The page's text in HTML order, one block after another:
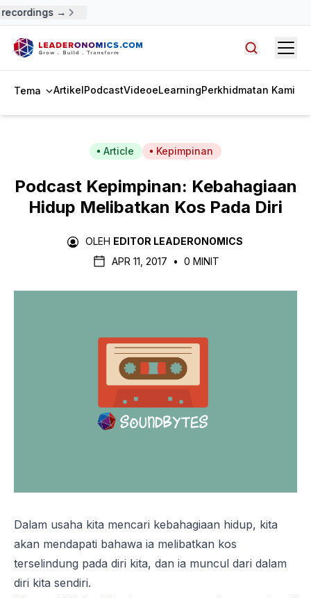
→
Tema ArtikelPodcastVideoeLearningPerkhidmatan Kami
Article Kepimpinan
Podcast Kepimpinan: Kebahagiaan
Hidup Melibatkan Kos Pada Diri
OLEH EDITOR LEADERONOMICS
APR 11, 2017
• 0 MINIT
Dalam usaha kita mencari kebahagiaan hidup, kita
akan mendapati bahawa ia melibatkan kos
terselindung pada diri kita, dan ia muncul dari dalam
diri kita sendiri.